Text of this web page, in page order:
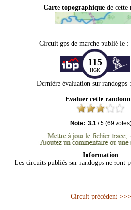
Carte topographique de cette
Circuit gps de marche publié le :
115
HGK
Dernière évaluation sur randogps :
Evaluer cette
Note: 3.1/5(69votes)
Information
Les circuits publiés sur randogps ne sont
Circuit précédent >>>